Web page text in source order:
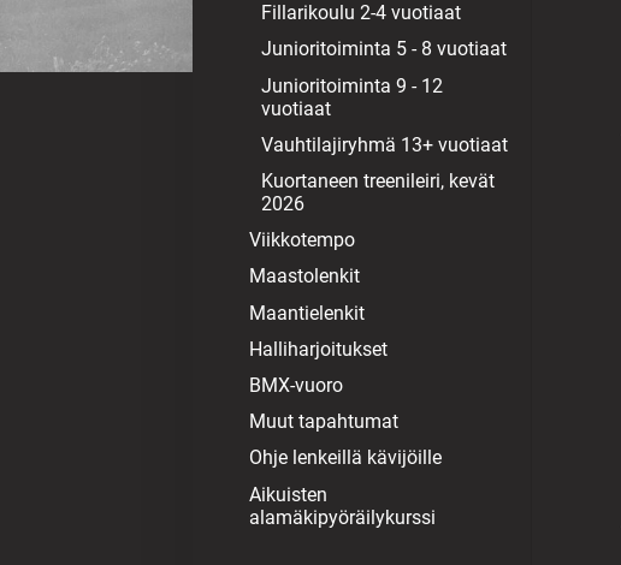
Fillarikoulu 2-4 vuotiaat
Junioritoiminta 5 - 8 vuotiaat
Junioritoiminta 9 - 12
vuotiaat
Vauhtilajiryhmä 13+ vuotiaat
Kuortaneen treenileiri, kevät
2026
Viikkotempo
Maastolenkit
Maantielenkit
Halliharjoitukset
BMX-vuoro
Muut tapahtumat
Ohje lenkeillä kävijöille
Aikuisten
alamäkipyöräilykurssi